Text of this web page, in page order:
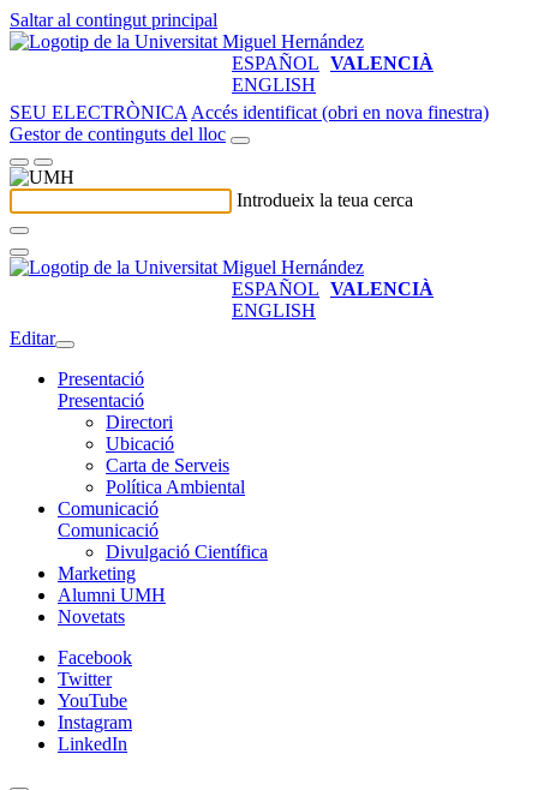
Saltar al contingut principal
ESPAÑOL VALENCIÀ
ENGLISH
SEU ELECTRÒNICA Accés identificat (obri en nova finestra)
Gestor de continguts del lloc
Introdueix la teua cerca
ESPAÑOL VALENCIÀ
ENGLISH
Editar
Presentació
Presentació
Directori
Ubicació
Carta de Serveis
Política Ambiental
Comunicació
Comunicació
Divulgació Científica
Marketing
Alumni UMH
Novetats
Facebook
Twitter
YouTube
Instagram
LinkedIn